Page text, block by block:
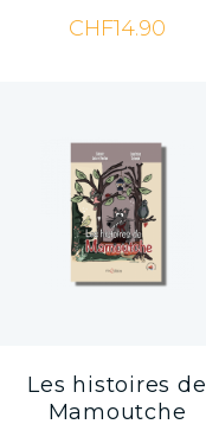
CHF14.90
Les histoires de
Mamoutche